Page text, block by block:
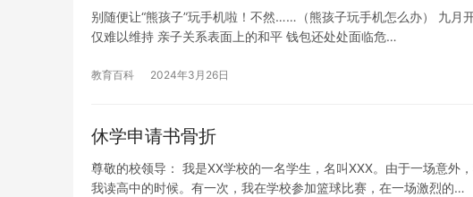
别随便让“熊孩子”玩手机啦！不然……（熊孩子玩手机怎么办） 九月
仅难以维持 亲子关系表面上的和平 钱包还处处面临危…
教育百科 2024年3月26日
休学申请书骨折
尊敬的校领导： 我是XX学校的一名学生，名叫XXX。由于一场意外
我读高中的时候。有一次，我在学校参加篮球比赛，在一场激烈的…